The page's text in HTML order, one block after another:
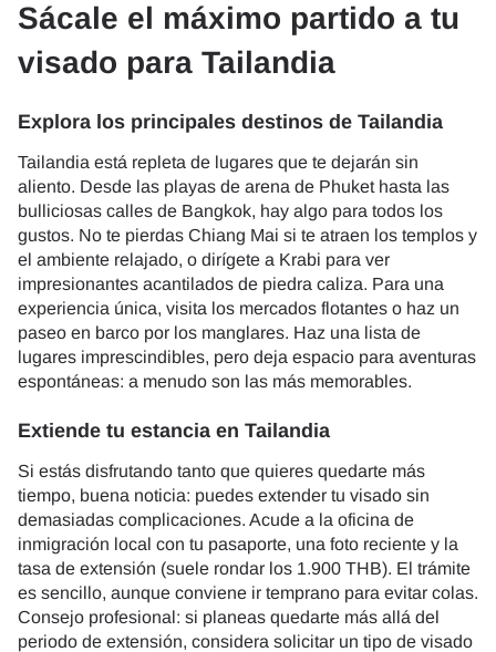
Sácale el máximo partido a tu
visado para Tailandia
Explora los principales destinos de Tailandia
Tailandia está repleta de lugares que te dejarán sin
aliento. Desde las playas de arena de Phuket hasta las
bulliciosas calles de Bangkok, hay algo para todos los
gustos. No te pierdas Chiang Mai si te atraen los templos y
el ambiente relajado, o dirígete a Krabi para ver
impresionantes acantilados de piedra caliza. Para una
experiencia única, visita los mercados flotantes o haz un
paseo en barco por los manglares. Haz una lista de
lugares imprescindibles, pero deja espacio para aventuras
espontáneas: a menudo son las más memorables.
Extiende tu estancia en Tailandia
Si estás disfrutando tanto que quieres quedarte más
tiempo, buena noticia: puedes extender tu visado sin
demasiadas complicaciones. Acude a la oficina de
inmigración local con tu pasaporte, una foto reciente y la
tasa de extensión (suele rondar los 1.900 THB). El trámite
es sencillo, aunque conviene ir temprano para evitar colas.
Consejo profesional: si planeas quedarte más allá del
periodo de extensión, considera solicitar un tipo de visado